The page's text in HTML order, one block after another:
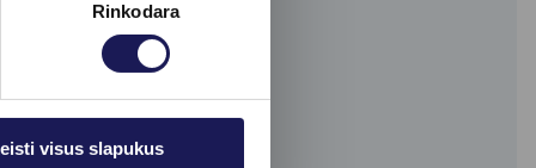
Rinkodara
visus slapukus